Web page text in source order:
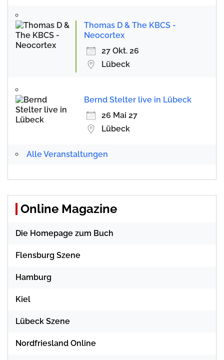
Thomas D & The KBCS -
Neocortex
27 Okt. 26
Lübeck
Bernd Stelter live in Lübeck
26 Mai 27
Lübeck
Alle Veranstaltungen
Online Magazine
Die Homepage zum Buch
Flensburg Szene
Hamburg
Kiel
Lübeck Szene
Nordfriesland Online